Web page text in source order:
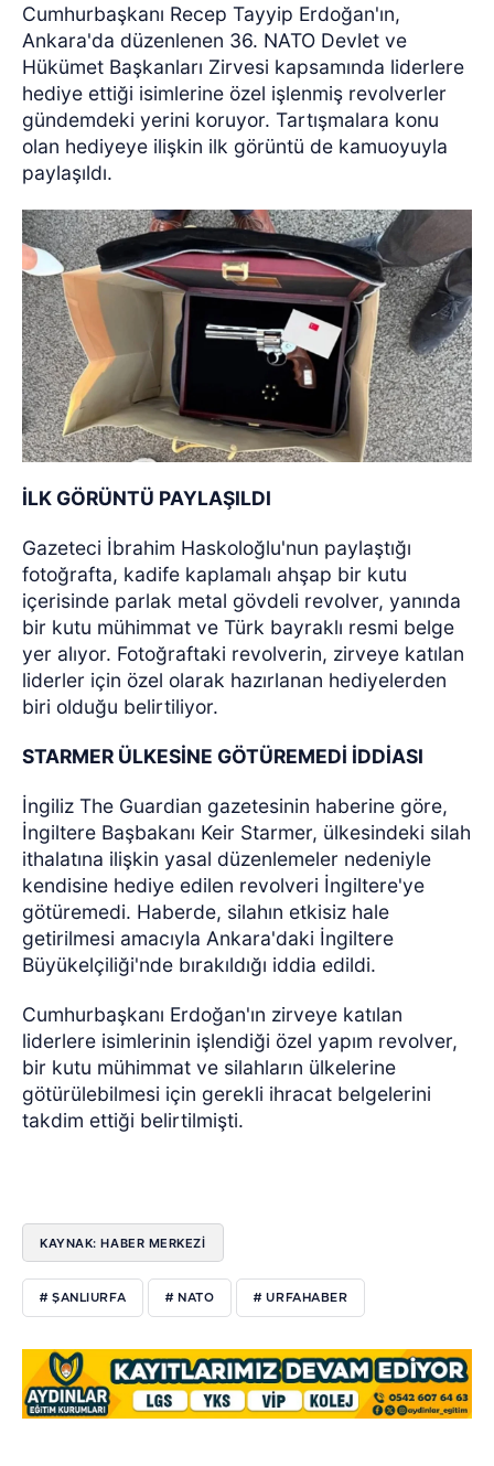
Cumhurbaşkanı Recep Tayyip Erdoğan'ın,
Ankara'da düzenlenen 36. NATO Devlet ve
Hükümet Başkanları Zirvesi kapsamında liderlere
hediye ettiği isimlerine özel işlenmiş revolverler
gündemdeki yerini koruyor. Tartışmalara konu
olan hediyeye ilişkin ilk görüntü de kamuoyuyla
paylaşıldı.
İLK GÖRÜNTÜ PAYLAŞILDI
Gazeteci İbrahim Haskoloğlu'nun paylaştığı
fotoğrafta, kadife kaplamalı ahşap bir kutu
içerisinde parlak metal gövdeli revolver, yanında
bir kutu mühimmat ve Türk bayraklı resmi belge
yer alıyor. Fotoğraftaki revolverin, zirveye katılan
liderler için özel olarak hazırlanan hediyelerden
biri olduğu belirtiliyor.
STARMER ÜLKESİNE GÖTÜREMEDİ İDDİASI
İngiliz The Guardian gazetesinin haberine göre,
İngiltere Başbakanı Keir Starmer, ülkesindeki silah
ithalatına ilişkin yasal düzenlemeler nedeniyle
kendisine hediye edilen revolveri İngiltere'ye
götüremedi. Haberde, silahın etkisiz hale
getirilmesi amacıyla Ankara'daki İngiltere
Büyükelçiliği'nde bırakıldığı iddia edildi.
Cumhurbaşkanı Erdoğan'ın zirveye katılan
liderlere isimlerinin işlendiği özel yapım revolver,
bir kutu mühimmat ve silahların ülkelerine
götürülebilmesi için gerekli ihracat belgelerini
takdim ettiği belirtilmişti.
KAYNAK: HABER MERKEZİ
# ŞANLIURFA # NATO # URFAHABER